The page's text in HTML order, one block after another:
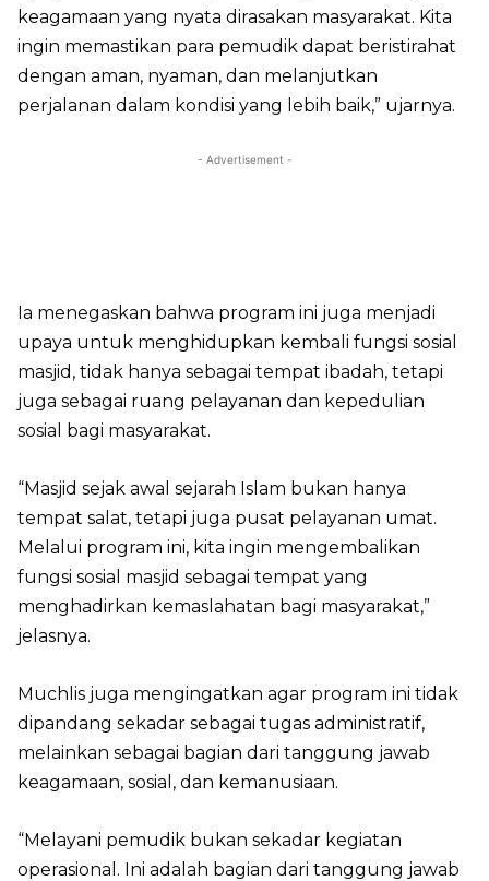
keagamaan yang nyata dirasakan masyarakat. Kita
ingin memastikan para pemudik dapat beristirahat
dengan aman, nyaman, dan melanjutkan
perjalanan dalam kondisi yang lebih baik,” ujarnya.
- Advertisement -
Ia menegaskan bahwa program ini juga menjadi
upaya untuk menghidupkan kembali fungsi sosial
masjid, tidak hanya sebagai tempat ibadah, tetapi
juga sebagai ruang pelayanan dan kepedulian
sosial bagi masyarakat.
“Masjid sejak awal sejarah Islam bukan hanya
tempat salat, tetapi juga pusat pelayanan umat.
Melalui program ini, kita ingin mengembalikan
fungsi sosial masjid sebagai tempat yang
menghadirkan kemaslahatan bagi masyarakat,”
jelasnya.
Muchlis juga mengingatkan agar program ini tidak
dipandang sekadar sebagai tugas administratif,
melainkan sebagai bagian dari tanggung jawab
keagamaan, sosial, dan kemanusiaan.
“Melayani pemudik bukan sekadar kegiatan
operasional. Ini adalah bagian dari tanggung jawab